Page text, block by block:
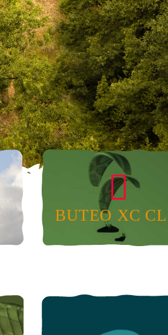
Accélérateur
Fast packing
Concertina Bag
Sac à dos
BUTEO XC